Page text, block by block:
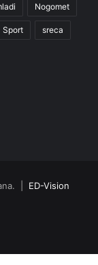
Nogomet
Sport sreca
| ED-Vision